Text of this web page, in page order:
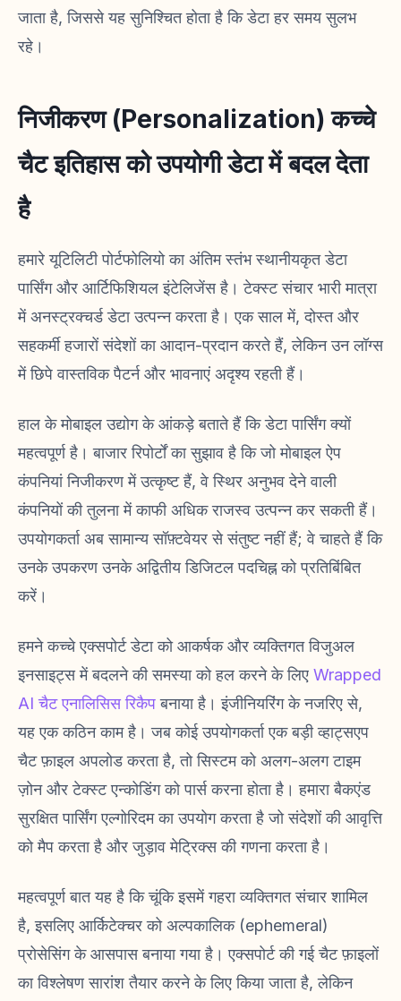
जाता है, जिससे यह सुनिश्चित होता है कि डेटा हर समय सुलभ
रहे।
निजीकरण (Personalization) कच्चे
चैट इतिहास को उपयोगी डेटा में बदल देता
है
हमारे यूटिलिटी पोर्टफोलियो का अंतिम स्तंभ स्थानीयकृत डेटा
पार्सिंग और आर्टिफिशियल इंटेलिजेंस है। टेक्स्ट संचार भारी मात्रा
में अनस्ट्रक्चर्ड डेटा उत्पन्न करता है। एक साल में, दोस्त और
सहकर्मी हजारों संदेशों का आदान-प्रदान करते हैं, लेकिन उन लॉग्स
में छिपे वास्तविक पैटर्न और भावनाएं अदृश्य रहती हैं।
हाल के मोबाइल उद्योग के आंकड़े बताते हैं कि डेटा पार्सिंग क्यों
महत्वपूर्ण है। बाजार रिपोर्टों का सुझाव है कि जो मोबाइल ऐप
कंपनियां निजीकरण में उत्कृष्ट हैं, वे स्थिर अनुभव देने वाली
कंपनियों की तुलना में काफी अधिक राजस्व उत्पन्न कर सकती हैं।
उपयोगकर्ता अब सामान्य सॉफ़्टवेयर से संतुष्ट नहीं हैं; वे चाहते हैं कि
उनके उपकरण उनके अद्वितीय डिजिटल पदचिह्न को प्रतिबिंबित
करें।
हमने कच्चे एक्सपोर्ट डेटा को आकर्षक और व्यक्तिगत विजुअल
इनसाइट्स में बदलने की समस्या को हल करने के लिए Wrapped
AI चैट एनालिसिस रिकैपबनाया है। इंजीनियरिंग के नजरिए से,
यह एक कठिन काम है। जब कोई उपयोगकर्ता एक बड़ी व्हाट्सएप
चैट फ़ाइल अपलोड करता है, तो सिस्टम को अलग-अलग टाइम
ज़ोन और टेक्स्ट एन्कोडिंग को पार्स करना होता है। हमारा बैकएंड
सुरक्षित पार्सिंग एल्गोरिदम का उपयोग करता है जो संदेशों की आवृत्ति
को मैप करता है और जुड़ाव मेट्रिक्स की गणना करता है।
महत्वपूर्ण बात यह है कि चूंकि इसमें गहरा व्यक्तिगत संचार शामिल
है, इसलिए आर्किटेक्चर को अल्पकालिक (ephemeral)
प्रोसेसिंग के आसपास बनाया गया है। एक्सपोर्ट की गई चैट फ़ाइलों
का विश्लेषण सारांश तैयार करने के लिए किया जाता है, लेकिन